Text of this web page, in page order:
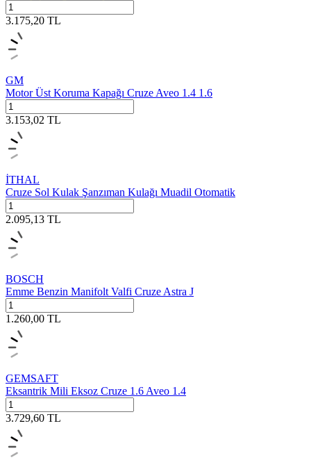
3.175,20 TL
GM
Motor Üst Koruma Kapağı Cruze Aveo 1.4 1.6
3.153,02 TL
İTHAL
Cruze Sol Kulak Şanzıman Kulağı Muadil Otomatik
2.095,13 TL
BOSCH
Emme Benzin Manifolt Valfi Cruze Astra J
1.260,00 TL
GEMSAFT
Eksantrik Mili Eksoz Cruze 1.6 Aveo 1.4
3.729,60 TL